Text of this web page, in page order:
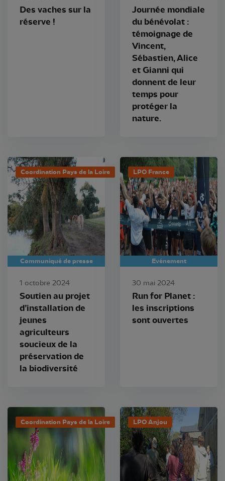
Des vaches sur la
réserve !
Journée mondiale
du bénévolat :
témoignage de
Vincent,
Sébastien, Alice
et Gianni qui
donnent de leur
temps pour
protéger la
nature.
Coordination Pays de la Loire
Communiqué de presse
1 octobre 2024
Soutien au projet
d’installation de
jeunes
agriculteurs
soucieux de la
préservation de
la biodiversité
LPO France
Evénement
30 mai 2024
Run for Planet :
les inscriptions
sont ouvertes
Coordination Pays de la Loire LPO Anjou